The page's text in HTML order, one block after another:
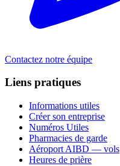
Contactez notre équipe
Liens pratiques
Informations utiles
Créer son entreprise
Numéros Utiles
Pharmacies de garde
Aéroport AIBD — vols
Heures de prière